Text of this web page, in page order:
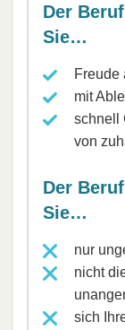
Der
Sie…
Freude
mit
schnell
von
Der
Sie…
nur
nicht
sich